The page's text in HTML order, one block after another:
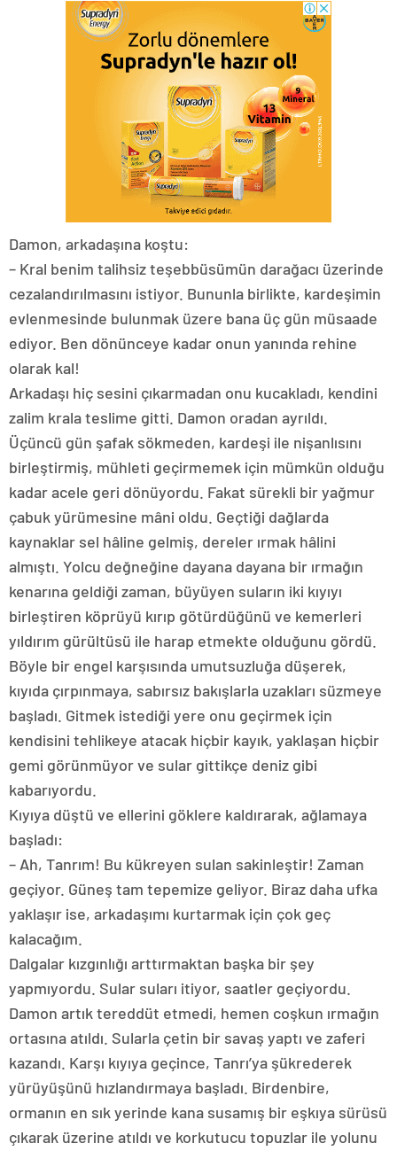
Damon, arkadaşına koştu:
– Kral benim talihsiz teşebbüsümün darağacı üzerinde
cezalandırılmasını istiyor. Bununla birlikte, kardeşimin
evlenmesinde bulunmak üzere bana üç gün müsaade
ediyor. Ben dönünceye kadar onun yanında rehine
olarak kal!
Arkadaşı hiç sesini çıkarmadan onu kucakladı, kendini
zalim krala teslime gitti. Damon oradan ayrıldı.
Üçüncü gün şafak sökmeden, kardeşi ile nişanlısını
birleştirmiş, mühleti geçirmemek için mümkün olduğu
kadar acele geri dönüyordu. Fakat sürekli bir yağmur
çabuk yürümesine mâni oldu. Geçtiği dağlarda
kaynaklar sel hâline gelmiş, dereler ırmak hâlini
almıştı. Yolcu değneğine dayana dayana bir ırmağın
kenarına geldiği zaman, büyüyen suların iki kıyıyı
birleştiren köprüyü kırıp götürdüğünü ve kemerleri
yıldırım gürültüsü ile harap etmekte olduğunu gördü.
Böyle bir engel karşısında umutsuzluğa düşerek,
kıyıda çırpınmaya, sabırsız bakışlarla uzakları süzmeye
başladı. Gitmek istediği yere onu geçirmek için
kendisini tehlikeye atacak hiçbir kayık, yaklaşan hiçbir
gemi görünmüyor ve sular gittikçe deniz gibi
kabarıyordu.
Kıyıya düştü ve ellerini göklere kaldırarak, ağlamaya
başladı:
– Ah, Tanrım! Bu kükreyen sulan sakinleştir! Zaman
geçiyor. Güneş tam tepemize geliyor. Biraz daha ufka
yaklaşır ise, arkadaşımı kurtarmak için çok geç
kalacağım.
Dalgalar kızgınlığı arttırmaktan başka bir şey
yapmıyordu. Sular suları itiyor, saatler geçiyordu.
Damon artık tereddüt etmedi, hemen coşkun ırmağın
ortasına atıldı. Sularla çetin bir savaş yaptı ve zaferi
kazandı. Karşı kıyıya geçince, Tanrı’ya şükrederek
yürüyüşünü hızlandırmaya başladı. Birdenbire,
ormanın en sık yerinde kana susamış bir eşkıya sürüsü
çıkarak üzerine atıldı ve korkutucu topuzlar ile yolunu